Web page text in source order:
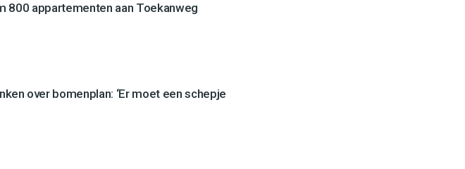
800 appartementen aan Toekanweg
over bomenplan: ‘Er moet een schepje